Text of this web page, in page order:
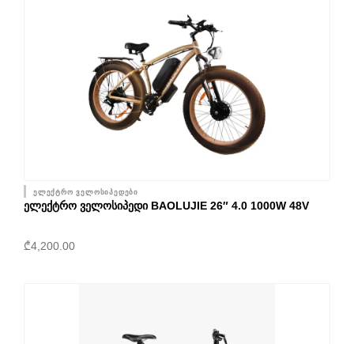
ელექტრო ველოსიპედები
ᲔᲚᲔᲥᲢᲠᲝ ᲕᲔᲚᲝᲡᲘᲞᲔᲓᲘ BAOLUJIE 26″ 4.0 1000W 48V
₾4,200.00